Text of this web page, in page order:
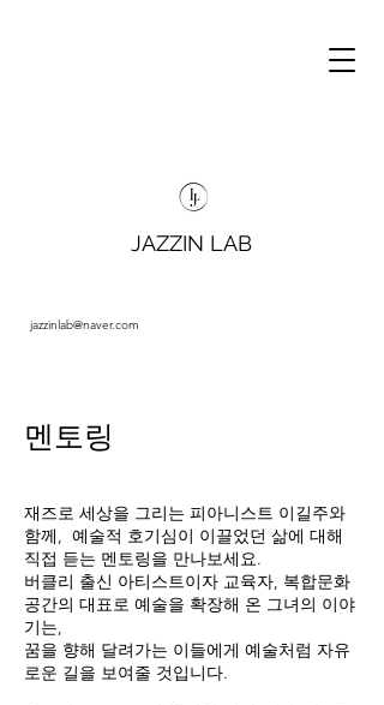
JAZZIN LAB
jazzinlab@naver.com
​멘토링
재즈로 세상을 그리는 피아니스트 이길주와
함께, 예술적 호기심이 이끌었던 삶에 대해
직접 듣는 멘토링을 만나보세요.
버클리 출신 아티스트이자 교육자, 복합문화
공간의 대표로 예술을 확장해 온 그녀의 이야
기는,
꿈을 향해 달려가는 이들에게 예술처럼 자유
로운 길을 보여줄 것입니다.